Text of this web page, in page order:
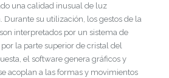
una calidad inusual de luz
Durante su utilización, los gestos de la
interpretados por un sistema de
la parte superior de cristal del
el software genera gráficos y
acoplan a las formas y movimientos